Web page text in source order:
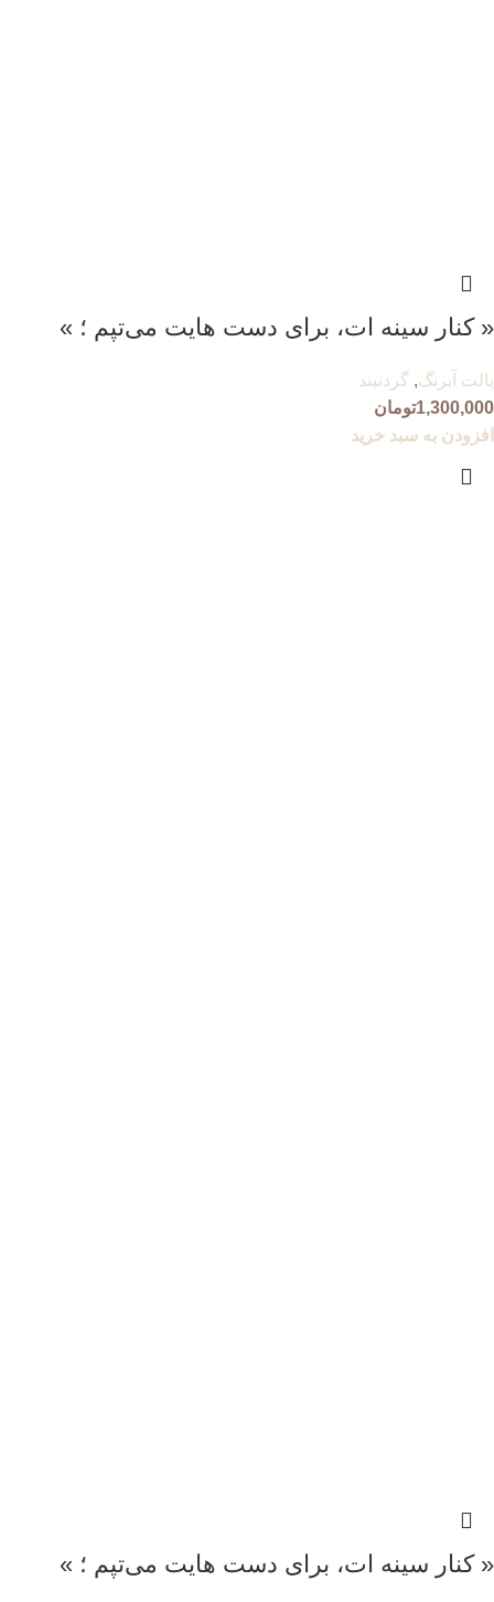
« کنار سینه ات، برای دست هایت می‌تپم ؛ »
پالت آبرنگ, گردنبند
1,300,000تومان
افزودن به سبد خرید
« کنار سینه ات، برای دست هایت می‌تپم ؛ »